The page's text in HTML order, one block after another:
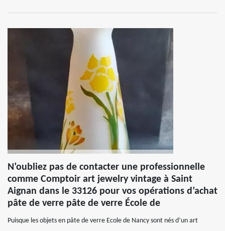
N’oubliez pas de contacter une professionnelle
comme Comptoir art jewelry vintage à Saint
Aignan dans le 33126 pour vos opérations d’achat
pâte de verre pâte de verre École de
Puisque les objets en pâte de verre Ecole de Nancy sont nés d’un art